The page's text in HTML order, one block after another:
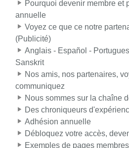
Pourquoi devenir membre et
annuelle
Voyez ce que ce notre
(Publicité)
Anglais - Español -
Sanskrit
Nos amis, nos partenaires,
communiquez
Nous sommes sur la chaîne
Des chroniqueurs
Adhésion annuelle
Débloquez votre accès,
Exemples de pages